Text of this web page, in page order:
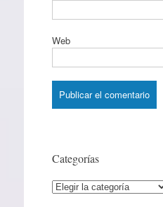
Web
Categorías
Categorías